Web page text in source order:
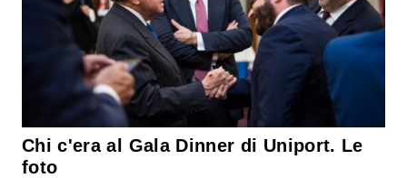
Chi c'era al Gala Dinner di Uniport. Le
foto